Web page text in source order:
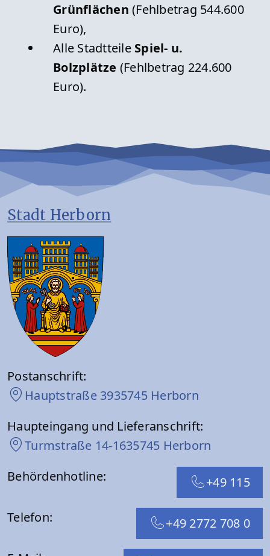
Grünflächen(Fehlbetrag 544.600
Euro),
Alle Stadtteile Spiel- u.
Bolzplätze (Fehlbetrag 224.600
Euro).
Stadt Herborn
Postanschrift:
Hauptstraße 3935745 Herborn
Haupteingang und Lieferanschrift:
Turmstraße 14-1635745 Herborn
Behördenhotline:
+49 115
Telefon: +49 2772 708 0